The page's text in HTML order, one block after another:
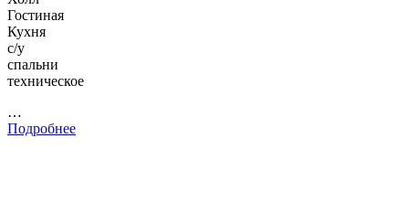
Гостиная
Кухня
с/у
спальни
техническое
…
Подробнее